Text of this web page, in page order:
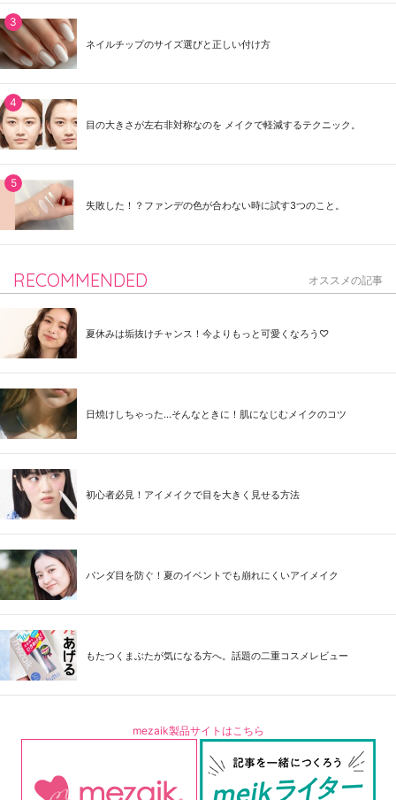
ネイルチップのサイズ選びと正しい付け方
目の大きさが左右非対称なのを メイクで軽減するテクニック。
失敗した！？ファンデの色が合わない時に試す3つのこと。
RECOMMENDED オススメの記事
夏休みは垢抜けチャンス！今よりもっと可愛くなろう♡
日焼けしちゃった...そんなときに！肌になじむメイクのコツ
初心者必見！アイメイクで目を大きく見せる方法
パンダ目を防ぐ！夏のイベントでも崩れにくいアイメイク
もたつくまぶたが気になる方へ。話題の二重コスメレビュー
mezaik製品サイトはこちら